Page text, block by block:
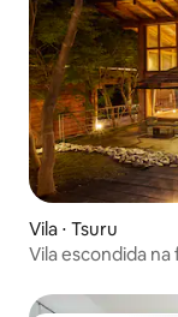
Vila ⋅ Tsuru
Vila escondida